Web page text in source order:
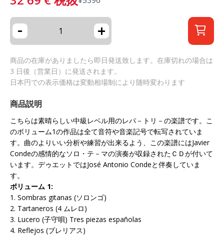
- +
商品の在庫がありましたら即日発送致します。在庫切れの場合は
3 日後（営業日）に発送されます。
日本円での表示価格は変動相場制により随時変わります
商品説明
こちらは素晴らしい中級レベル用のレパ－トリ－の楽譜です。こ
のボリューム1の作品は全て音符や音楽記号で転写されていま
す。曲のよりいい分析や練習が出来るよう、この楽譜にはJavier
Condeの感情的なソロ・テ－マの演奏が収録されたＣＤが付いて
います。デゥエットではJosé Antonio Condeと伴奏していま
す。
ボリューム 1:
1. Sombras gitanas (ソロンゴ)
2. Tartaneros (4 ムレロ)
3. Lucero (子守唄) Tres piezas españolas
4. Reflejos (ブレリアス)